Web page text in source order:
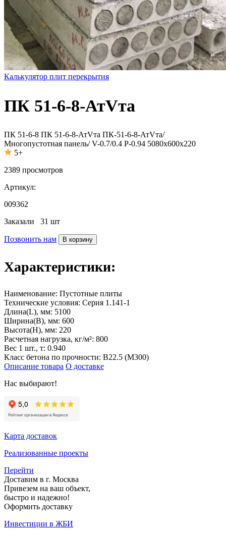
Калькулятор плит перекрытия
ПК 51-6-8-АтVта
ПК 51-6-8 ПК 51-6-8-АтVта ПК-51-6-8-АтVта/
Многопустотная панель/ V-0.7/0.4 P-0.94 5080x600x220
5+
2389 просмотров
Артикул:
009362
Заказали 31 шт
Позвонить нам В корзину
Характеристики:
Наименование: Пустотные плиты
Технические условия: Серия 1.141-1
Длина(L), мм: 5100
Ширина(B), мм: 600
Высота(H), мм: 220
Расчетная нагрузка, кг/м²: 800
Вес 1 шт., т: 0.940
Класс бетона по прочности: В22.5 (М300)
Описание товара О доставке
Нас выбирают!
Карта доставок
Реализованные проекты
Перейти
Доставим в г. Москва
Привезем на ваш объект,
быстро и надежно!
Оформить доставку
Инвестиции в ЖБИ